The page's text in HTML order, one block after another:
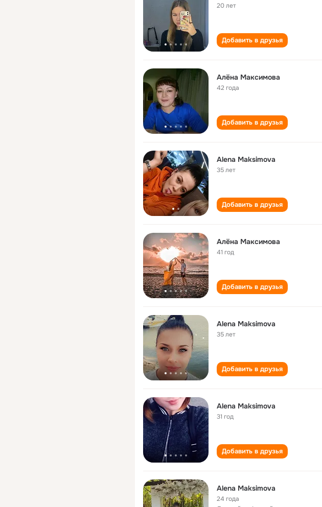
20 лет
Добавить в друзья
Алёна Максимова
42 года
Добавить в друзья
Alena Maksimova
35 лет
Добавить в друзья
Aлёнa Мaксимова
41 год
Добавить в друзья
Alena Maksimova
35 лет
Добавить в друзья
Alena Maksimova
31 год
Добавить в друзья
Alena Maksimova
24 года